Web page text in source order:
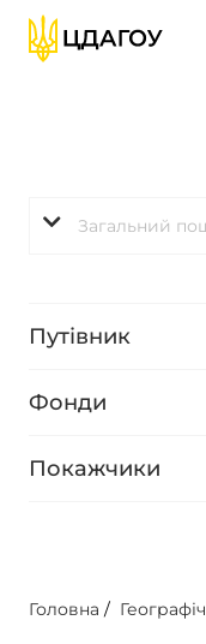
Путівник
Фонди
Покажчики
Головна /